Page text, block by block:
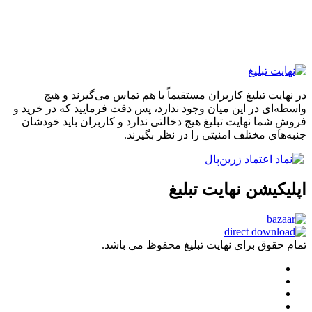
در نهایت تبلیغ کاربران مستقیماً با هم تماس می‌گیرند و هیچ
واسطه‌ای در این میان وجود ندارد، پس دقت فرمایید که در خرید و
فروشِ شما نهایت تبلیغ هیچ دخالتی ندارد و کاربران باید خودشان
جنبه‌های مختلف امنیتی را در نظر بگیرند.
اپلیکیشن نهایت تبلیغ
تمام حقوق برای نهایت تبلیغ محفوظ می باشد.